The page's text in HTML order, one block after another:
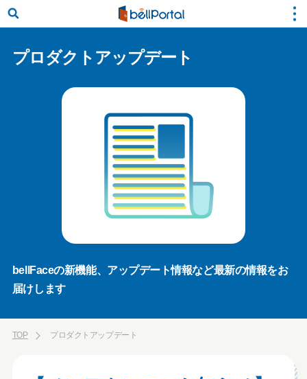
プロダクトアップデート
bellFaceの新機能、アップデート情報など最新の情報をお
届けします
TOP プロダクトアップデート